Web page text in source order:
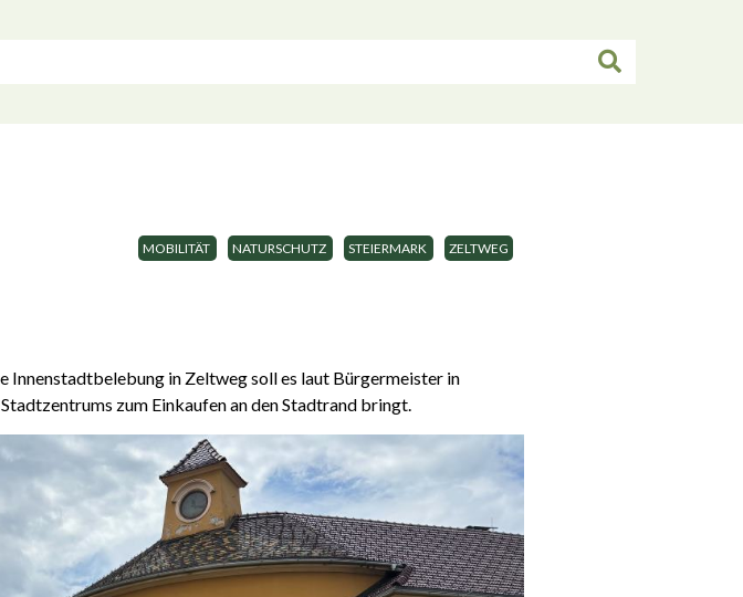
MOBILITÄT NATURSCHUTZ STEIERMARK ZELTWEG
Innenstadtbelebung in Zeltweg soll es laut Bürgermeister in
zum Einkaufen an den Stadtrand bringt.